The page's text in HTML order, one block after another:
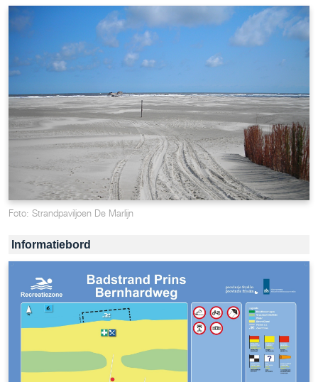
Foto: Strandpaviljoen De Marlijn
Informatiebord